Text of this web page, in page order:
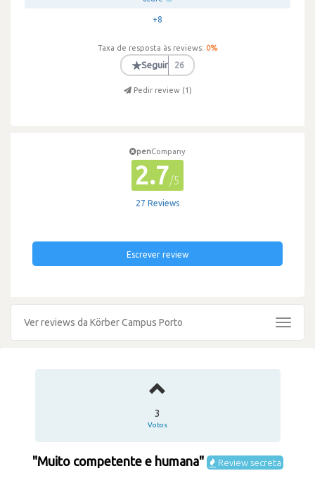
+8
Taxa de resposta às reviews: 0%
★Seguir 26
Pedir review (1)
penCompany
2.7/5
27 Reviews
Escrever review
Ver reviews da Körber Campus Porto
Toggle
3
Votos
"Muito competente e humana" Review secreta